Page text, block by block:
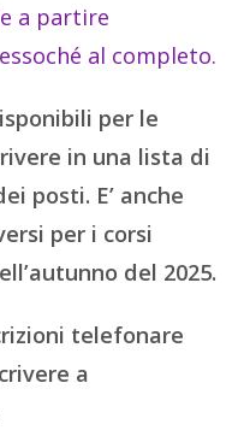
a partire
al completo.
per le
in una lista di
posti. E’ anche
per i corsi
del 2025.
telefonare
a